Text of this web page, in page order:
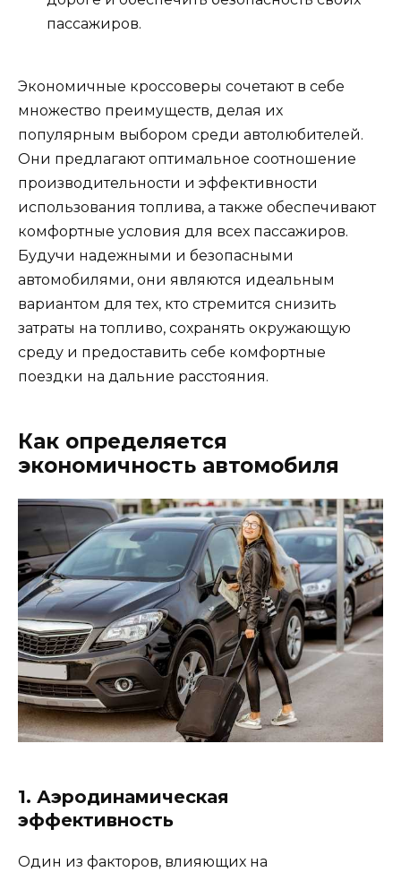
пассажиров.
Экономичные кроссоверы сочетают в себе
множество преимуществ, делая их
популярным выбором среди автолюбителей.
Они предлагают оптимальное соотношение
производительности и эффективности
использования топлива, а также обеспечивают
комфортные условия для всех пассажиров.
Будучи надежными и безопасными
автомобилями, они являются идеальным
вариантом для тех, кто стремится снизить
затраты на топливо, сохранять окружающую
среду и предоставить себе комфортные
поездки на дальние расстояния.
Как определяется
экономичность автомобиля
1. Аэродинамическая
эффективность
Один из факторов, влияющих на